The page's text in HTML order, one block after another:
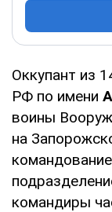
Оккупант из
РФ по имени
воины
на
командиры